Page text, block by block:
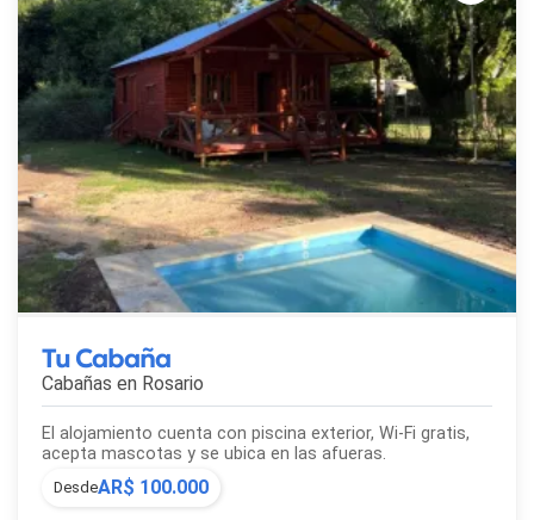
Tu Cabaña
Cabañas en Rosario
El alojamiento cuenta con piscina exterior, Wi-Fi gratis,
acepta mascotas y se ubica en las afueras.
AR$ 100.000